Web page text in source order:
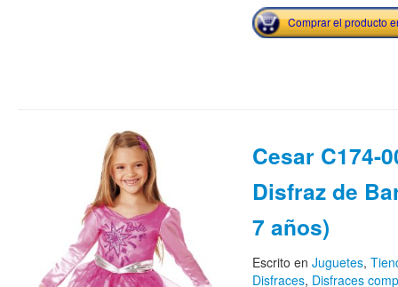
Comprar el producto
Cesar C174-
Disfraz de
7 años)
Escrito en Juguetes,
Disfraces, Disfraces